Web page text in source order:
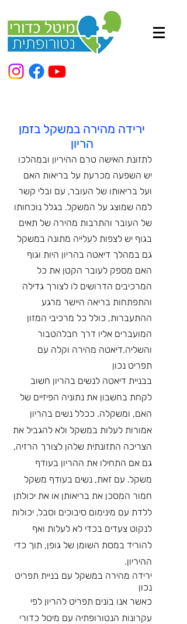
ירידה מהירה במשקל בזמן
הריון
לתזונת האישה טרם ההיריון ובמהלכו
יש השפעה מכרעת על בריאות האם
ועל בריאותו של העובר, עם ובלי קשר
למה שמוצג על המשקל. בגלל נוכחותו
של העובר והתרבות מהירה של תאים
בגוף יש לצפות לעלייה מתונה במשקל
גם במהלך דיאטה בהריון היות וגוף
האם מספק לעובר הקטן את כל
המרכיבים הדרושים לו לצורך גדילה
והתפתחות בריאה היישר מרגע
ההתעברות, כולל כל מרכיבי המזון
המועברים אליו דרך חבלהטבור
והשליה.דיאטה מהירה וקלה עם
תפריט נכון
בבניית דיאטה לנשים בהריון חשוב
לקחת בחשבון את נתוניה הפיזיים של
האם, ומשקלה. ככלל נשים בהריון
אמורות לעלות במשקל ולא להגביל את
הצריכה התזונתית שלהן לצורך הרזיה,
גם אם התחילו את ההריון בעודף
משקל. עם זאת, נשים בעודף משקל
חמור המסכן את בריאותן או את יכולתן
ללדת עם מינימום סיבוכים וסבל, יכולות
לנקוט צעדים בכדי לא לעלות ואף
להוריד במסת השומן של גופן, תוך כדי
ההיריון.
ירידה מהירה במשקל עם בניית תפריט
נכון
כאשר אנו בונים תפריט להריון לפי
עקרונות הנטורופתיה עם מיטל כדורי